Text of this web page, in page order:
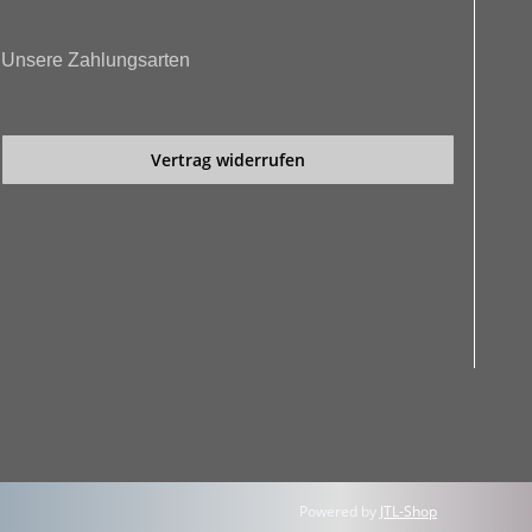
Unsere Zahlungsarten
Vertrag widerrufen
Powered by JTL-Shop